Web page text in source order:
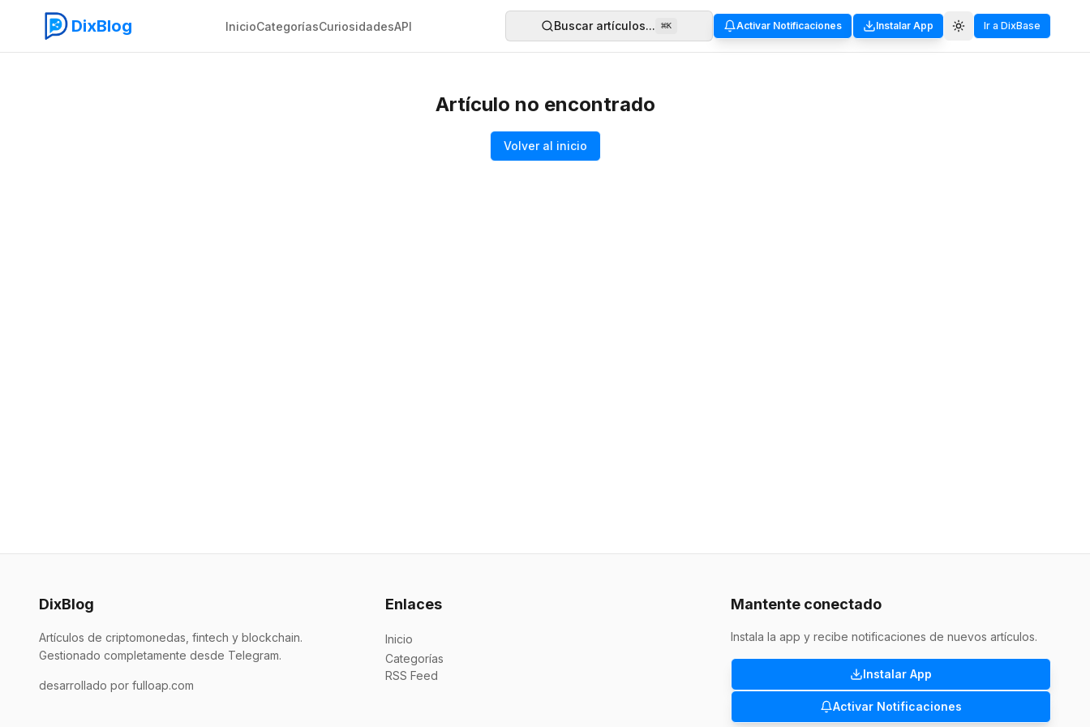
DixBlog InicioCategoríasCuriosidadesAPI Buscar artículos... ⌘K Activar Notificaciones Instalar App Ir a DixBase
Artículo no encontrado
Volver al inicio
DixBlog
Artículos de criptomonedas, fintech y blockchain.
Gestionado completamente desde Telegram.
desarrollado por fulloap.com
Enlaces
Inicio
Categorías
RSS Feed
Mantente conectado
Instala la app y recibe notificaciones de nuevos artículos.
Instalar App
Activar Notificaciones